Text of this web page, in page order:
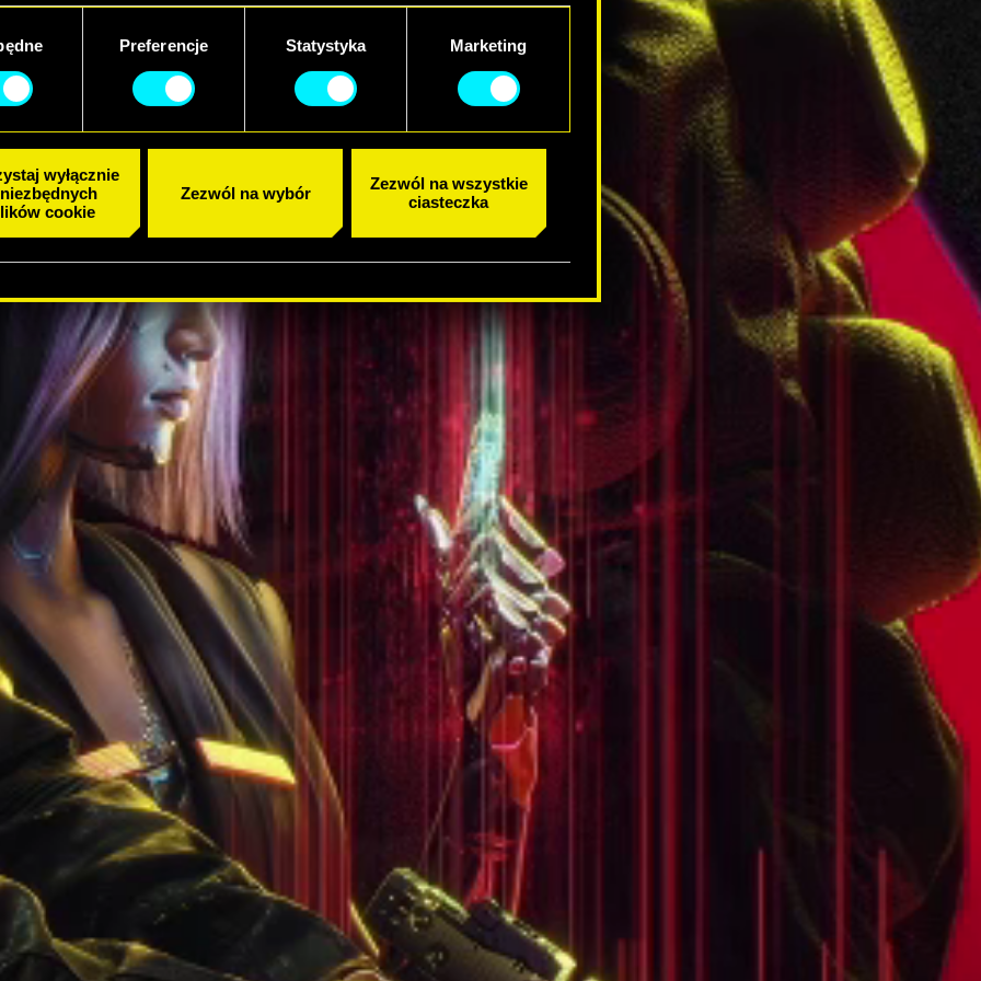
Preferencje Statystyka Marketing
wyłącznie
cookie
Zezwól na wybór
Zezwól na wszystkie
ciasteczka